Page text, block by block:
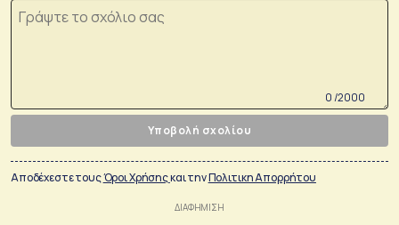
0 /2000
Υποβολή σχολίου
Αποδέχεστε τουςΌροι Χρήσηςκαι τηνΠολιτικη Απορρήτου